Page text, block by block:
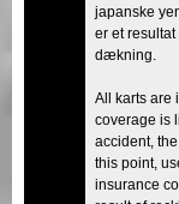
japanske
er et
dækning.
All karts are
coverage is
accident,
this point,
insurance